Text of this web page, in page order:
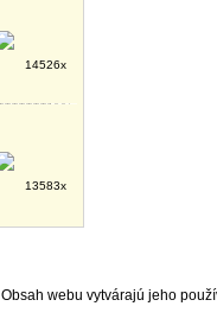
14526x
13583x
Obsah webu vytvárajú jeho